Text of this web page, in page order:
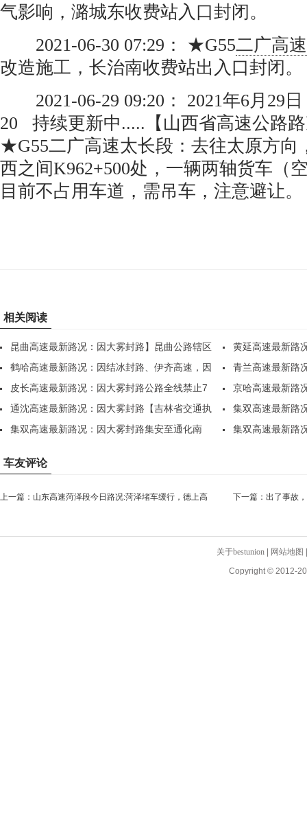
气影响，潞城东收费站入口封闭。
2021-06-30 07:29： ★G55二广高速
改造施工，长治南收费站出入口封闭。
2021-06-29 09:20： 2021年6月29
20 持续更新中.....【山西省高速公路
★G55二广高速太长段：去往太原方向
西之间K962+500处，一辆两轴货车（
目前不占用车道，需吊车，注意避让。
相关阅读
昆曲高速最新路况：因大雾封路】昆曲公路辖区
全..
黄延高速最新路
坊、..
鹤哈高速最新路况：因结冰封路、伊齐高速，因
部..
青兰高速最新路
各..
皮长高速最新路况：因大雾封路公路全线禁止7
座..
京哈高速最新路
散，..
通沈高速最新路况：因大雾封路【吉林省交通执
法..
集双高速最新路
站，..
集双高速最新路况：因大雾封路集安至通化南
集双高速最新路
车友评论
上一篇： 山东高速菏泽段今日路况:菏泽堵车缓行，德上高
下一篇： 出了事故
关于bestunion 网站地图
Copyright © 2012-